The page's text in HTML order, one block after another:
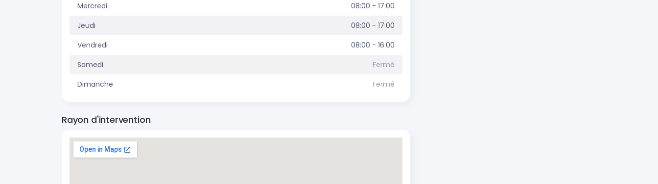
Mercredi
08:00 - 17:00
Jeudi
08:00 - 17:00
Vendredi
08:00 - 16:00
Samedi
Fermé
Dimanche
Fermé
Rayon d'intervention